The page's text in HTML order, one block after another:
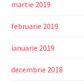
martie 2019
februarie 2019
ianuarie 2019
decembrie 2018